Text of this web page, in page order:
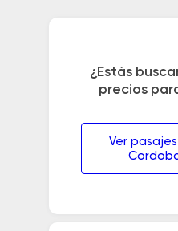
¿Estás
precios
Ver